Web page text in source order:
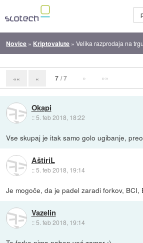
Novice » Kriptovalute »Velika razprodaja na
«« « 7 / 7 » »»
Okapi
:: 5. feb 2018, 18:22
Vse skupaj je itak samo golo ugibanje,
AštiriL
::5. feb 2018, 19:14
Je mogoče, da je padel zaradi forkov, BCI,
Vazelin
:: 5. feb 2018, 19:14